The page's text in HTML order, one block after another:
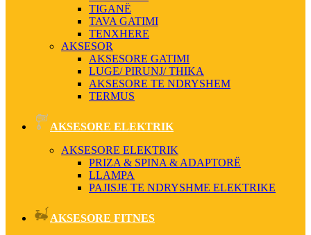
TIGANË
TAVA GATIMI
TENXHERE
AKSESOR
AKSESORE GATIMI
LUGE/ PIRUNJ/ THIKA
AKSESORE TE NDRYSHEM
TERMUS
AKSESORE ELEKTRIK
AKSESORE ELEKTRIK
PRIZA & SPINA & ADAPTORË
LLAMPA
PAJISJE TE NDRYSHME ELEKTRIKE
AKSESORE FITNES